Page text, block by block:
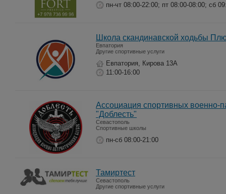
пн-чт 08:00-22:00; пт 08:00-08:00; сб
Школа скандинавской ходьбы
Евпатория
Другие спортивные услуги
Евпатория, Кирова 13А
11:00-16:00
Ассоциация спортивных военно-
"Доблесть"
Севастополь
Спортивные школы
пн-сб 08:00-21:00
Тамиртест
Севастополь
Другие спортивные услуги